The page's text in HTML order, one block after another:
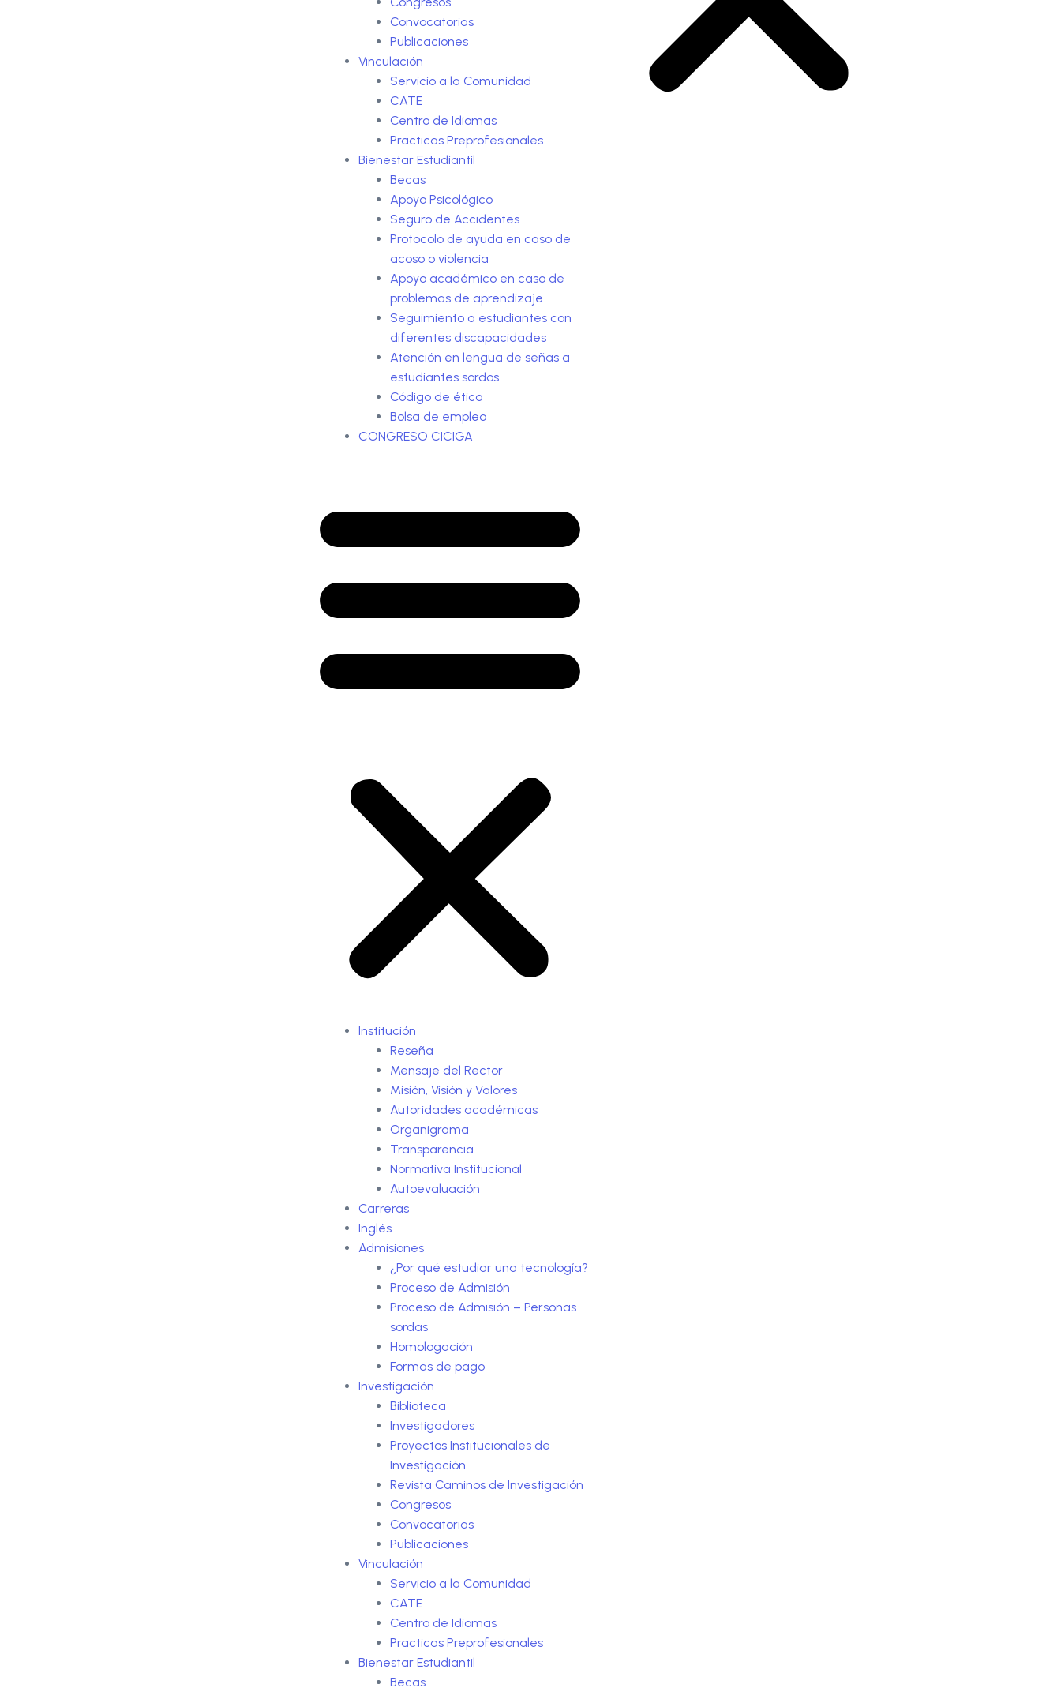
Convocatorias
Publicaciones
Vinculación
Servicio a la Comunidad
CATE
Centro de Idiomas
Practicas Preprofesionales
Bienestar Estudiantil
Becas
Apoyo Psicológico
Seguro de Accidentes
Protocolo de ayuda en caso de
acoso o violencia
Apoyo académico en caso de
problemas de aprendizaje
Seguimiento a estudiantes con
diferentes discapacidades
Atención en lengua de señas a
estudiantes sordos
Código de ética
Bolsa de empleo
CONGRESO CICIGA
Institución
Reseña
Mensaje del Rector
Misión, Visión y Valores
Autoridades académicas
Organigrama
Transparencia
Normativa Institucional
Autoevaluación
Carreras
Inglés
Admisiones
¿Por qué estudiar una tecnología?
Proceso de Admisión
Proceso de Admisión – Personas
sordas
Homologación
Formas de pago
Investigación
Biblioteca
Investigadores
Proyectos Institucionales de
Investigación
Revista Caminos de Investigación
Congresos
Convocatorias
Publicaciones
Vinculación
Servicio a la Comunidad
CATE
Centro de Idiomas
Practicas Preprofesionales
Bienestar Estudiantil
Becas